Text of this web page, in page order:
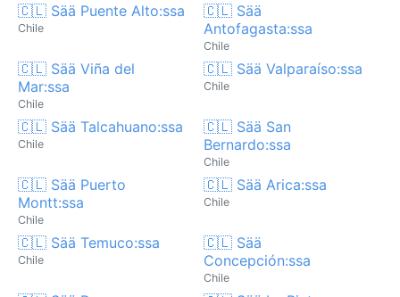
🇨🇱 Sää Puente Alto:ssa
Chile
🇨🇱 Sää
Antofagasta:ssa
Chile
🇨🇱 Sää Viña del
Mar:ssa
Chile
🇨🇱 Sää Valparaíso:ssa
Chile
🇨🇱 Sää Talcahuano:ssa
Chile
🇨🇱 Sää San
Bernardo:ssa
Chile
🇨🇱 Sää Puerto
Montt:ssa
Chile
🇨🇱 Sää Arica:ssa
Chile
🇨🇱 Sää Temuco:ssa
Chile
🇨🇱 Sää
Concepción:ssa
Chile